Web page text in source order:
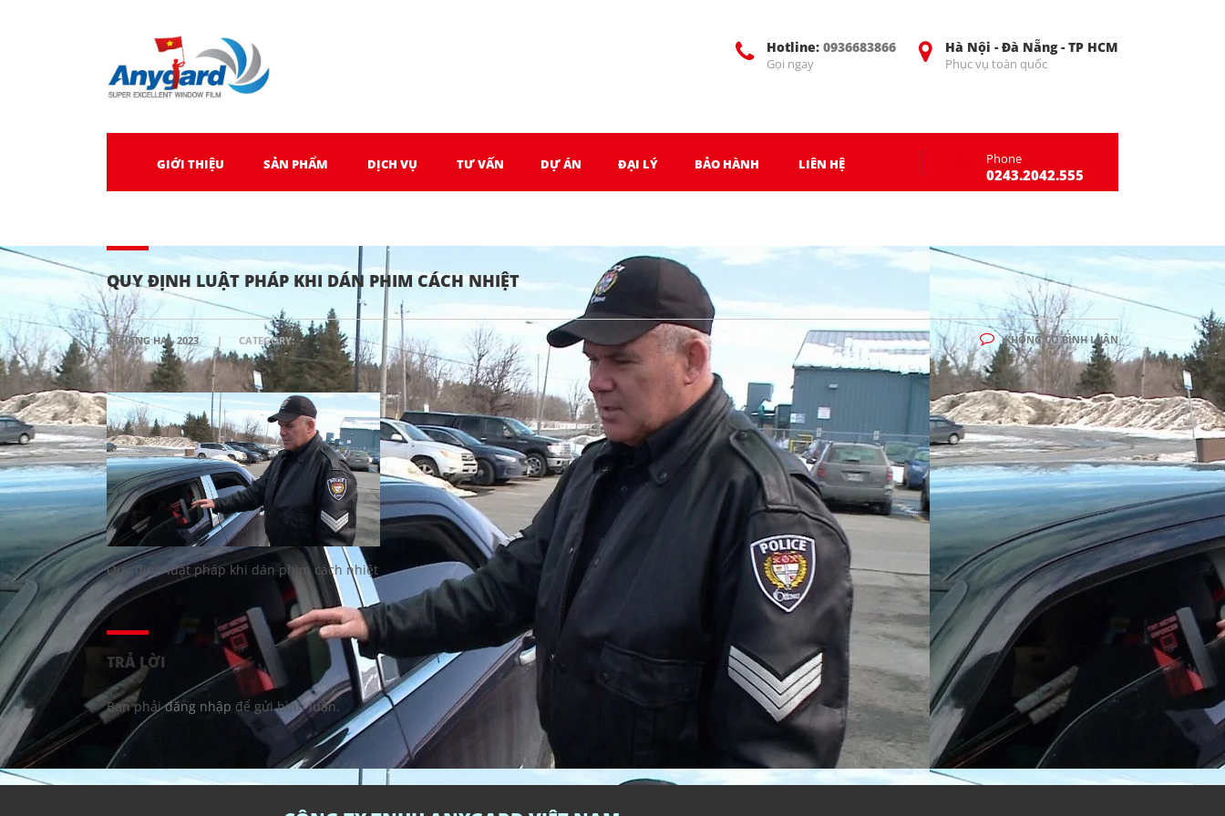
Hà Nội - Đà Nẵng - TP HCM
Phục vụ toàn quốc
Hotline: 0936683866
Gọi ngay
GIỚI THIỆU SẢN PHẨM DỊCH VỤ TƯ VẤN DỰ ÁN ĐẠI LÝ BẢO HÀNH LIÊN HỆ Phone
0243.2042.555
QUY ĐỊNH LUẬT PHÁP KHI DÁN PHIM CÁCH NHIỆT
6 THÁNG HAI, 2023 CATEGORY: KHÔNG CÓ BÌNH LUẬN
Quy định luật pháp khi dán phim cách nhiệt
TRẢ LỜI
Bạn phảiđăng nhập để gửi bình luận.